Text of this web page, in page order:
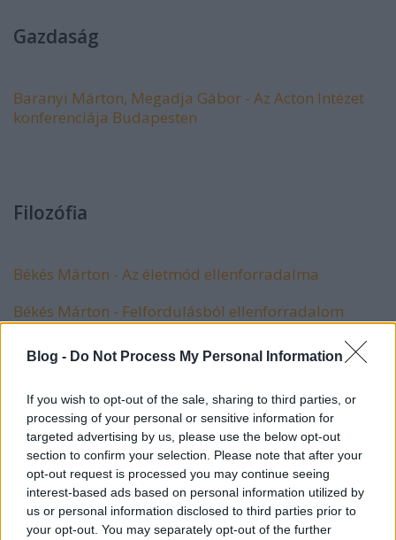
Blog - Do Not Process My Personal Information
If you wish to opt-out of the sale, sharing to third parties, or
processing of your personal or sensitive information for
targeted advertising by us, please use the below opt-out
section to confirm your selection. Please note that after your
opt-out request is processed you may continue seeing
interest-based ads based on personal information utilized by
us or personal information disclosed to third parties prior to
your opt-out. You may separately opt-out of the further
Gazdaság
Baranyi Márton, Megadja Gábor - Az Acton Intézet
konferenciája Budapesten
Filozófia
Békés Márton - Az életmód ellenforradalma
Békés Márton - Felfordulásból ellenforradalom
Megadja Gábor - A baloldaliság mibenléte
Dessewffy Aurél
Interjúk